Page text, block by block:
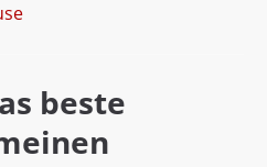
beste